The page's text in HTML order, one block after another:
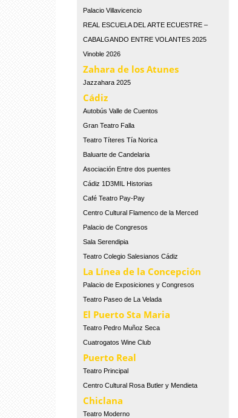
Palacio Villavicencio
REAL ESCUELA DEL ARTE ECUESTRE –
CABALGANDO ENTRE VOLANTES 2025
Vinoble 2026
Zahara de los Atunes
Jazzahara 2025
Cádiz
Autobús Valle de Cuentos
Gran Teatro Falla
Teatro Títeres Tía Norica
Baluarte de Candelaria
Asociación Entre dos puentes
Cádiz 1D3MIL Historias
Café Teatro Pay-Pay
Centro Cultural Flamenco de la Merced
Palacio de Congresos
Sala Serendipia
Teatro Colegio Salesianos Cádiz
La Línea de la Concepción
Palacio de Exposiciones y Congresos
Teatro Paseo de La Velada
El Puerto Sta Maria
Teatro Pedro Muñoz Seca
Cuatrogatos Wine Club
Puerto Real
Teatro Principal
Centro Cultural Rosa Butler y Mendieta
Chiclana
Teatro Moderno